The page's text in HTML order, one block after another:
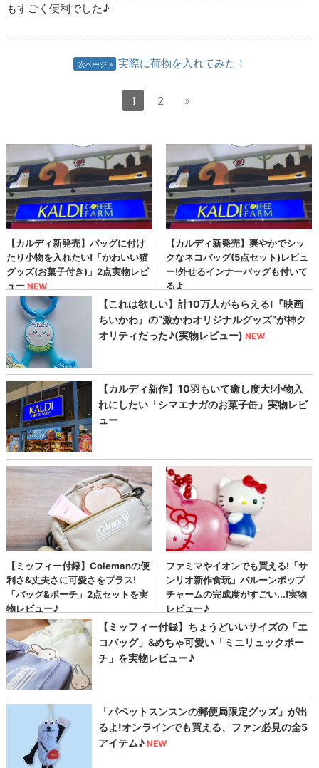
もすごく便利でした♪
次ページ 実際に荷物を入れてみた！
1 2 »